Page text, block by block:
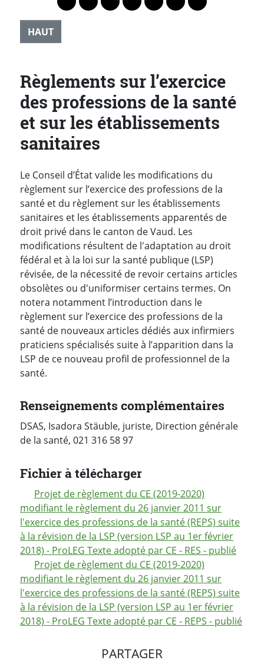
Lien vers le profil Mastodon
Lien vers le profil Bluesky
Lien vers le profil Instagram
Lien vers le profil Linkedin
Lien vers le profil
Lien vers le profil
Partager par
HAUT
Règlements sur l’exercice
des professions de la santé
et sur les établissements
sanitaires
Le Conseil d’État valide les modifications du
règlement sur l’exercice des professions de la
santé et du règlement sur les établissements
sanitaires et les établissements apparentés de
droit privé dans le canton de Vaud. Les
modifications résultent de l'adaptation au droit
fédéral et à la loi sur la santé publique (LSP)
révisée, de la nécessité de revoir certains articles
obsolètes ou d'uniformiser certains termes. On
notera notamment l’introduction dans le
règlement sur l’exercice des professions de la
santé de nouveaux articles dédiés aux infirmiers
praticiens spécialisés suite à l’apparition dans la
LSP de ce nouveau profil de professionnel de la
santé.
Renseignements complémentaires
DSAS, Isadora Stäuble, juriste, Direction générale
de la santé, 021 316 58 97
Fichier à télécharger
Projet de règlement du CE (2019-2020)
modifiant le règlement du 26 janvier 2011 sur
l'exercice des professions de la santé (REPS) suite
à la révision de la LSP (version LSP au 1er février
2018) - ProLEG Texte adopté par CE - RES - publié
Projet de règlement du CE (2019-2020)
modifiant le règlement du 26 janvier 2011 sur
l'exercice des professions de la santé (REPS) suite
à la révision de la LSP (version LSP au 1er février
2018) - ProLEG Texte adopté par CE - REPS - publié
PARTAGER